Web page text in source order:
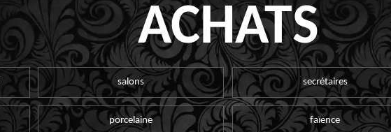
ACHATS
salons secrétaires
porcelaine faïence